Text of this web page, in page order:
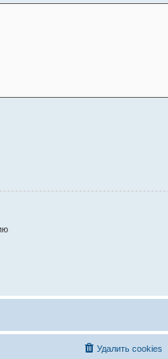
Удалить cookies